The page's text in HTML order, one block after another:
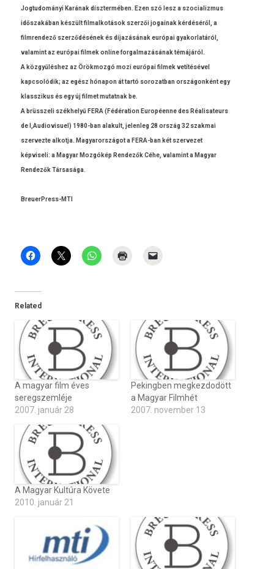
Jog­tudományi Karának díszter­méb­en. Ezen szó lesz a szocializ­mus
időszakában készült fil­malkotások szerzői jogainak kérdéséről, a
filmren­dező szerződésének és díjazásának európai gyakor­latáról,
valamint az európai fil­mek on­line for­galmazásának témájáról.
A közgyűléshez az Örökmozgó mozi európai fil­mek vetítésével
kapcsolódik; az egész hónapon át tartó sorozat­ban országonként egy
klasszikus és egy új fil­met mutat­nak be.
A brüsszeli székhelyű FERA (Fédéra­tion Européenne des Réalisateurs
de l,Audiovisuel) 1980-ban al­akult, jelen­leg 28 ország 32 szak­mai
szer­vezte al­kot­ja. Magyarországot a FERA-ban két szer­vezet
kép­viseli: a Magyar Mozgókép Re­ndezők Céhe, valamint a Magyar
Re­ndezők Társasága.
BreuerPress-MTI
Related
A magyar film éves
seregszemléje
2007. január 28
Pekingben megkezdodött
a Magyar Filmhét
2007. november 13
A Magyar Kultúra Követe
2010. január 21